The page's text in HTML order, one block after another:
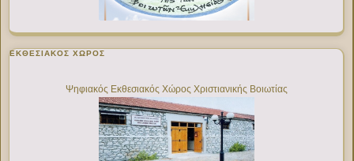
ΕΚΘΕΣΙΑΚΌΣ ΧΏΡΟΣ
Ψηφιακός Εκθεσιακός Χώρος Χριστιανικής Βοιωτίας